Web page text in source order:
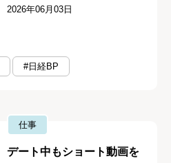
2026年06月03日
#日経BP
仕事
デート中もショート動画を